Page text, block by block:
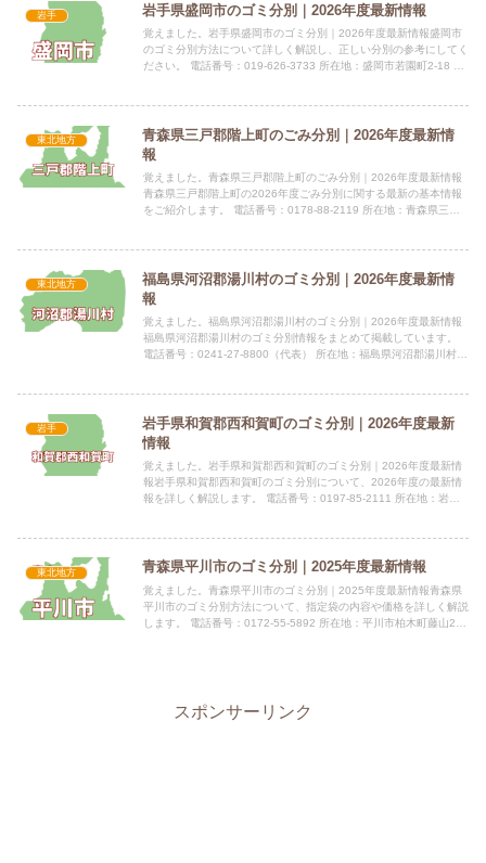
岩手 岩手県盛岡市のゴミ分別｜2026年度最新情報
覚えました。岩手県盛岡市のゴミ分別｜2026年度最新情報盛岡市
のゴミ分別方法について詳しく解説し、正しい分別の参考にしてく
ださい。 電話番号：019-626-3733 所在地：盛岡市若園町2-18 盛
東北地方
青森県三戸郡階上町のごみ分別｜2026年度最新情
報
覚えました。青森県三戸郡階上町のごみ分別｜2026年度最新情報
青森県三戸郡階上町の2026年度ごみ分別に関する最新の基本情報
をご紹介します。 電話番号：0178-88-2119 所在地：青森県三戸
東北地方
福島県河沼郡湯川村のゴミ分別｜2026年度最新情
報
覚えました。福島県河沼郡湯川村のゴミ分別｜2026年度最新情報
福島県河沼郡湯川村のゴミ分別情報をまとめて掲載しています。
電話番号：0241-27-8800（代表） 所在地：福島県河沼郡湯川村大
岩手
岩手県和賀郡西和賀町のゴミ分別｜2026年度最新
情報
覚えました。岩手県和賀郡西和賀町のゴミ分別｜2026年度最新情
報岩手県和賀郡西和賀町のゴミ分別について、2026年度の最新情
報を詳しく解説します。 電話番号：0197-85-2111 所在地：岩手
東北地方 青森県平川市のゴミ分別｜2025年度最新情報
覚えました。青森県平川市のゴミ分別｜2025年度最新情報青森県
平川市のゴミ分別方法について、指定袋の内容や価格を詳しく解説
します。 電話番号：0172-55-5892 所在地：平川市柏木町藤山25
スポンサーリンク